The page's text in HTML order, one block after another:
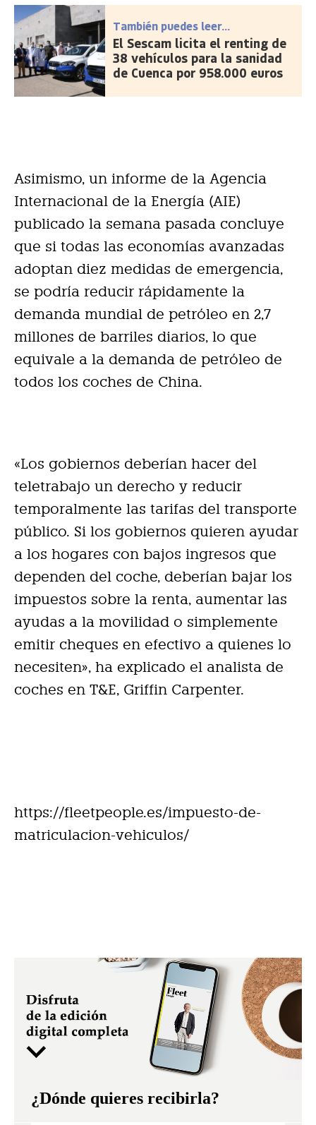
También puedes leer...
El Sescam licita el renting de
38 vehículos para la sanidad
de Cuenca por 958.000 euros
Asimismo, un informe de la Agencia
Internacional de la Energía (AIE)
publicado la semana pasada concluye
que si todas las economías avanzadas
adoptan diez medidas de emergencia,
se podría reducir rápidamente la
demanda mundial de petróleo en 2,7
millones de barriles diarios, lo que
equivale a la demanda de petróleo de
todos los coches de China.
«Los gobiernos deberían hacer del
teletrabajo un derecho y reducir
temporalmente las tarifas del transporte
público. Si los gobiernos quieren ayudar
a los hogares con bajos ingresos que
dependen del coche, deberían bajar los
impuestos sobre la renta, aumentar las
ayudas a la movilidad o simplemente
emitir cheques en efectivo a quienes lo
necesiten», ha explicado el analista de
coches en T&E, Griffin Carpenter.
https://fleetpeople.es/impuesto-de-
matriculacion-vehiculos/
¿Dónde quieres recibirla?